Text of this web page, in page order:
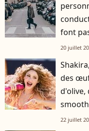
font
20 juillet
des
d'olive,
22 juillet